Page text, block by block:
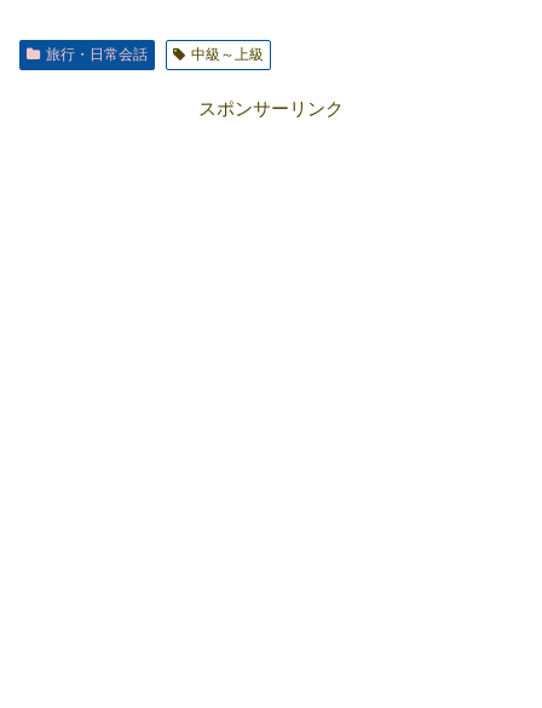
旅行・日常会話 中級～上級
スポンサーリンク